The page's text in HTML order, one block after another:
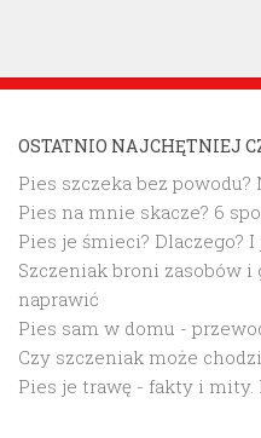
OSTATNIO NAJCHĘTNIEJ
Pies szczeka bez powodu?
Pies na mnie skacze? 6
Pies je śmieci? Dlaczego?
Szczeniak broni zasobów
naprawić
Pies sam w domu -
Czy szczeniak może
Pies je trawę - fakty i mity.